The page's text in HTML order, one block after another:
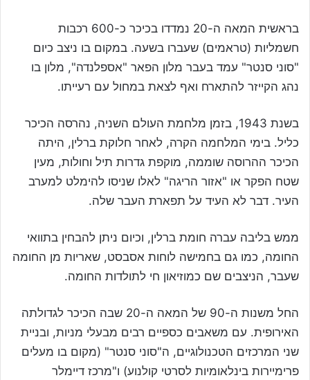
בראשית המאה ה-20 נמדדו בכיכר כ-600 רכבות
חשמליות (טראמים) שעברו בשעה. במקום בו ניצב כיום
"סוני סנטר" עמד בעבר מלון הפאר "אספלנדה", מלון בו
נהג הקייזר להתארח ואף לצאת במחול עם רעייתו.
בשנת 1943, בזמן מלחמת העולם השניה, נהרסה הכיכר
כליל. בימי המלחמה הקרה, לאחר חלוקת ברלין, היתה
הכיכר ההרוסה שוממה, מוקפת גדרות תיל וחולות, מעין
שטח הפקר או "אזור הריגה" לאלו שניסו להימלט למערב
העיר. דבר לא העיד על תפארת העבר שלה.
ממש בליבה עברה חומת ברלין, וכיום ניתן להבחין בתוואי
החומה, כמו גם בחמישה לוחות אסבסט, שאריות מן החומה
שעבר, הניצבים שם כמוזיאון חי לתולדות החומה.
החל משנות ה-90 של המאה ה-20 שבה הכיכר לגדולתה
האירופית. עם משאבים כספיים רבים מבעלי מניות, ובניית
שני המרכזים הטכנולוגיים, ה"סוני סנטר" (מקום בו מעלים
פרימיירות בינלאומיות לסרטי קולנוע) ו"מרכז דיימלר